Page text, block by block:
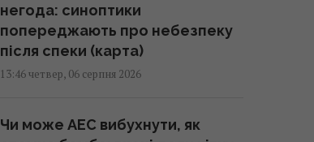
негода: синоптики
попереджають про небезпеку
після спеки (карта)
13:46 четвер, 06 серпня 2026
Чи може АЕС вибухнути, як